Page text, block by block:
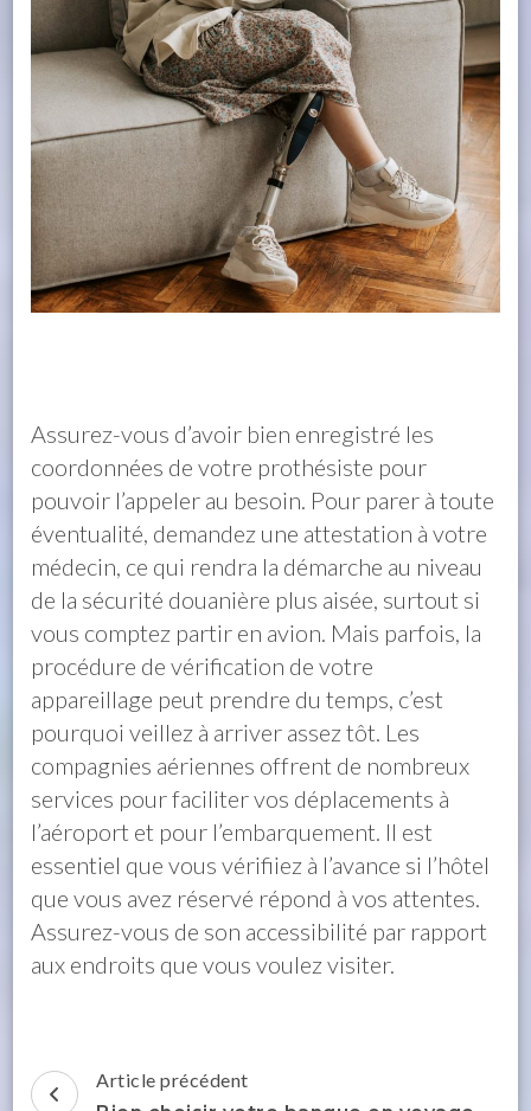
Assurez-vous d’avoir bien enregistré les
coordonnées de votre prothésiste pour
pouvoir l’appeler au besoin. Pour parer à toute
éventualité, demandez une attestation à votre
médecin, ce qui rendra la démarche au niveau
de la sécurité douanière plus aisée, surtout si
vous comptez partir en avion. Mais parfois, la
procédure de vérification de votre
appareillage peut prendre du temps, c’est
pourquoi veillez à arriver assez tôt. Les
compagnies aériennes offrent de nombreux
services pour faciliter vos déplacements à
l’aéroport et pour l’embarquement. Il est
essentiel que vous vérifiiez à l’avance si l’hôtel
que vous avez réservé répond à vos attentes.
Assurez-vous de son accessibilité par rapport
aux endroits que vous voulez visiter.
Navigation
Article précédent